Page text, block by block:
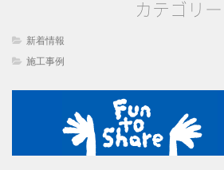
カテゴリー
新着情報
施工事例